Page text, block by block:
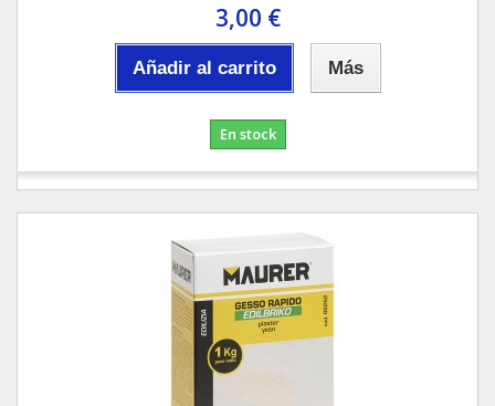
3,00 €
Añadir al carrito Más
En stock